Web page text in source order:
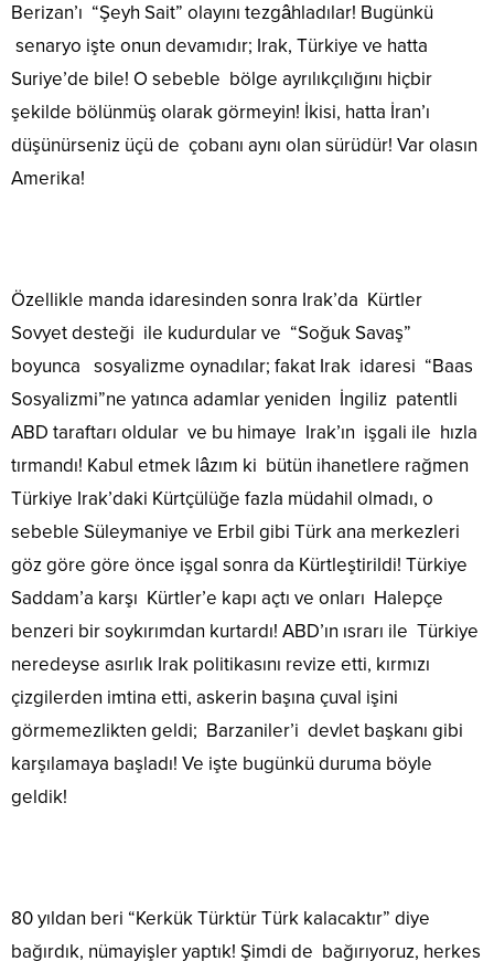
Berizan’ı “Şeyh Sait” olayını tezgâhladılar! Bugünkü
senaryo işte onun devamıdır; Irak, Türkiye ve hatta
Suriye’de bile! O sebeble bölge ayrılıkçılığını hiçbir
şekilde bölünmüş olarak görmeyin! İkisi, hatta İran’ı
düşünürseniz üçü de çobanı aynı olan sürüdür! Var olasın
Amerika!
Özellikle manda idaresinden sonra Irak’da Kürtler
Sovyet desteği ile kudurdular ve “Soğuk Savaş”
boyunca sosyalizme oynadılar; fakat Irak idaresi “Baas
Sosyalizmi”ne yatınca adamlar yeniden İngiliz patentli
ABD taraftarı oldular ve bu himaye Irak’ın işgali ile hızla
tırmandı! Kabul etmek lâzım ki bütün ihanetlere rağmen
Türkiye Irak’daki Kürtçülüğe fazla müdahil olmadı, o
sebeble Süleymaniye ve Erbil gibi Türk ana merkezleri
göz göre göre önce işgal sonra da Kürtleştirildi! Türkiye
Saddam’a karşı Kürtler’e kapı açtı ve onları Halepçe
benzeri bir soykırımdan kurtardı! ABD’ın ısrarı ile Türkiye
neredeyse asırlık Irak politikasını revize etti, kırmızı
çizgilerden imtina etti, askerin başına çuval işini
görmemezlikten geldi; Barzaniler’i devlet başkanı gibi
karşılamaya başladı! Ve işte bugünkü duruma böyle
geldik!
80 yıldan beri “Kerkük Türktür Türk kalacaktır” diye
bağırdık, nümayişler yaptık! Şimdi de bağırıyoruz, herkes